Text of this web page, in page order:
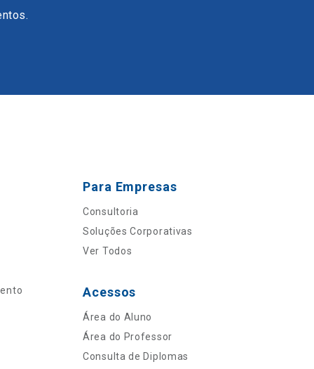
Para Empresas
Consultoria
Soluções Corporativas
Ver Todos
Acessos
Área do Aluno
Área do Professor
Consulta de Diplomas